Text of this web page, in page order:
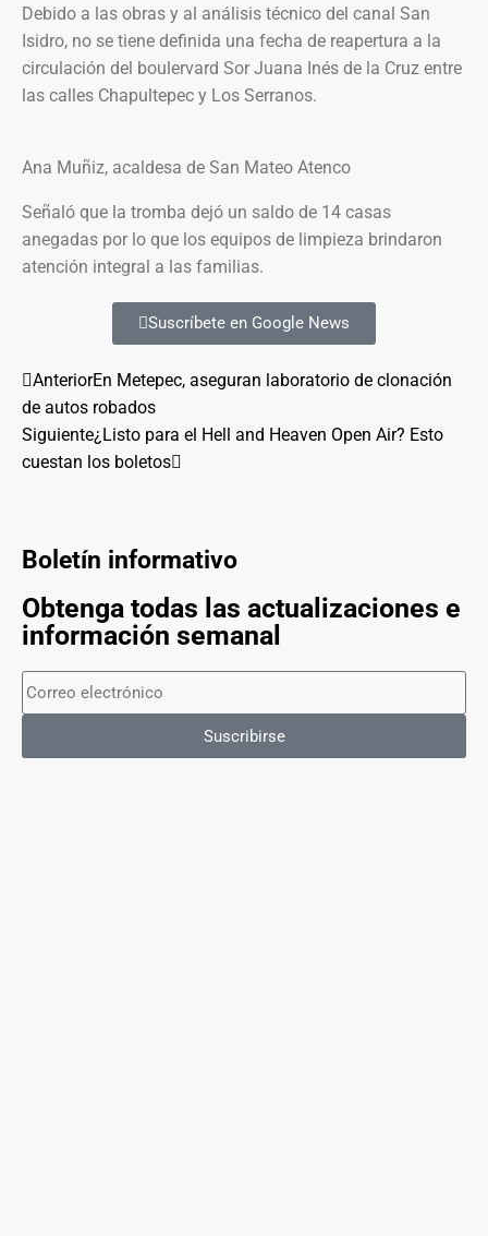
Debido a las obras y al análisis técnico del canal San
Isidro, no se tiene definida una fecha de reapertura a la
circulación del boulervard Sor Juana Inés de la Cruz entre
las calles Chapultepec y Los Serranos.
Ana Muñiz, acaldesa de San Mateo Atenco
Señaló que la tromba dejó un saldo de 14 casas
anegadas por lo que los equipos de limpieza brindaron
atención integral a las familias.
Suscríbete en Google News
AnteriorEn Metepec, aseguran laboratorio de clonación
de autos robados
Siguiente¿Listo para el Hell and Heaven Open Air? Esto
cuestan los boletos
Boletín informativo
Obtenga todas las actualizaciones e
información semanal
Suscribirse